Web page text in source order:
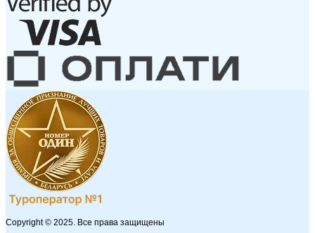
Copyright © 2025. Все права защищены